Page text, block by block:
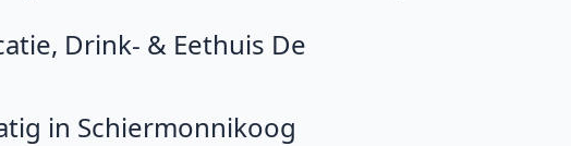
Drink- & Eethuis De
in Schiermonnikoog